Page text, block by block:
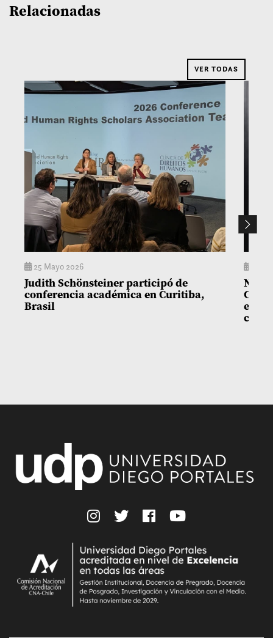
Relacionadas
VER TODAS
25 Mayo 2026
Judith Schönsteiner participó de
conferencia académica en Curitiba,
Brasil en